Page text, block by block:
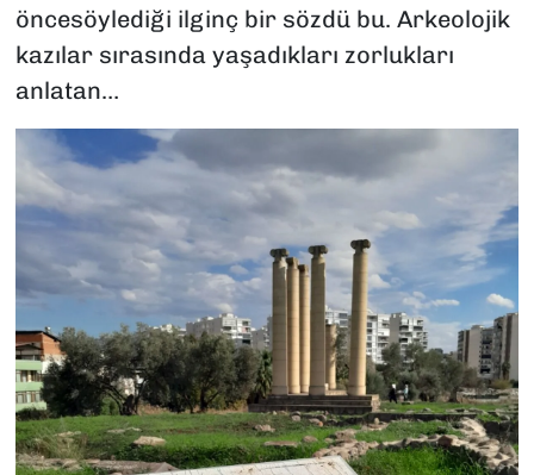
öncesöylediği ilginç bir sözdü bu. Arkeolojik
kazılar sırasında yaşadıkları zorlukları
anlatan…
YAŞAM
YEREL YÖNETİMLER